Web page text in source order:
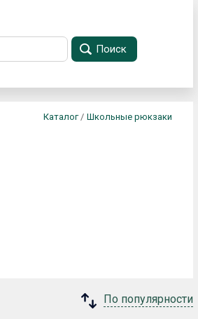
Поиск
Каталог / Школьные рюкзаки
По популярности